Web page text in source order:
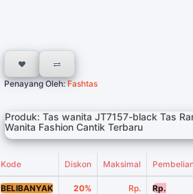
Penayang Oleh:Fashtas
Produk: Tas wanita JT7157-black Tas
Wanita Fashion Cantik Terbaru
Kode Diskon Maksimal
BELIBANYAK 20%
Rp.
Rp.